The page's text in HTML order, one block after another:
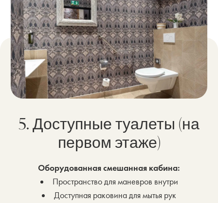
5. Доступные туалеты (на
первом этаже)
Оборудованная смешанная кабина:
Пространство для маневров внутри
Доступная раковина для мытья рук